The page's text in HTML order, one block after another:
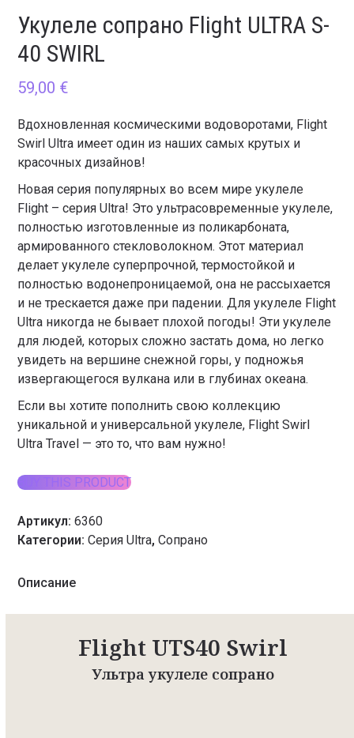
Укулеле сопрано Flight ULTRA S-
40 SWIRL
59,00 €
Вдохновленная космическими водоворотами, Flight
Swirl Ultra имеет один из наших самых крутых и
красочных дизайнов!
Новая серия популярных во всем мире укулеле
Flight – серия Ultra! Это ультрасовременные укулеле,
полностью изготовленные из поликарбоната,
армированного стекловолокном. Этот материал
делает укулеле суперпрочной, термостойкой и
полностью водонепроницаемой, она не рассыхается
и не трескается даже при падении. Для укулеле Flight
Ultra никогда не бывает плохой погоды! Эти укулеле
для людей, которых сложно застать дома, но легко
увидеть на вершине снежной горы, у подножья
извергающегося вулкана или в глубинах океана.
Если вы хотите пополнить свою коллекцию
уникальной и универсальной укулеле, Flight Swirl
Ultra Travel — это то, что вам нужно!
BUY THIS PRODUCT
Артикул:6360
Категории:Серия Ultra,Сопрано
Описание
Flight UTS40 Swirl
Ультра укулеле сопрано